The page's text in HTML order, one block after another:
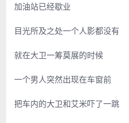
加油站已经歇业
目光所及之处一个人影都没有
就在大卫一筹莫展的时候
一个男人突然出现在车窗前
把车内的大卫和艾米吓了一跳